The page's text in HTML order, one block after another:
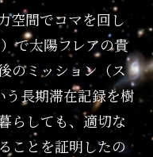
空間でコマを回し
で太陽フレアの貴
のミッション（ス
う長期滞在記録を樹
らしても、適切な
ことを証明したの